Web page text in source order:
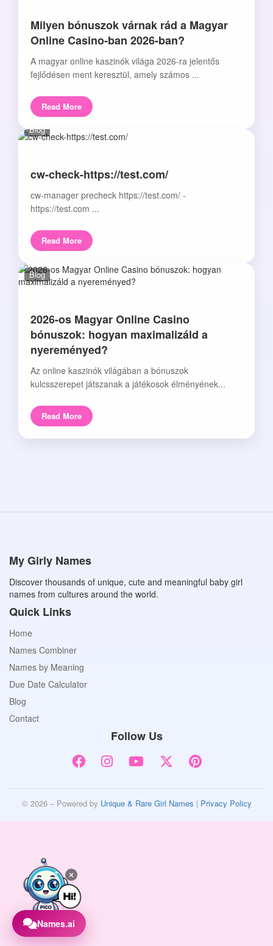
Milyen bónuszok várnak rád a Magyar
Online Casino-ban 2026-ban?
A magyar online kaszinók világa 2026-ra jelentős
fejlődésen ment keresztül, amely számos ...
Read More
Blog
cw-check-https://test.com/
cw-manager precheck https://test.com/ -
https://test.com ...
Read More
Blog
2026-os Magyar Online Casino
bónuszok: hogyan maximalizáld a
nyereményed?
Az online kaszinók világában a bónuszok
kulcsszerepet játszanak a játékosok élményének...
Read More
My Girly Names
Discover thousands of unique, cute and meaningful baby girl
names from cultures around the world.
Quick Links
Home
Names Combiner
Names by Meaning
Due Date Calculator
Blog
Contact
Follow Us
© 2026 – Powered by Unique & Rare Girl Names | Privacy Policy
Names.ai